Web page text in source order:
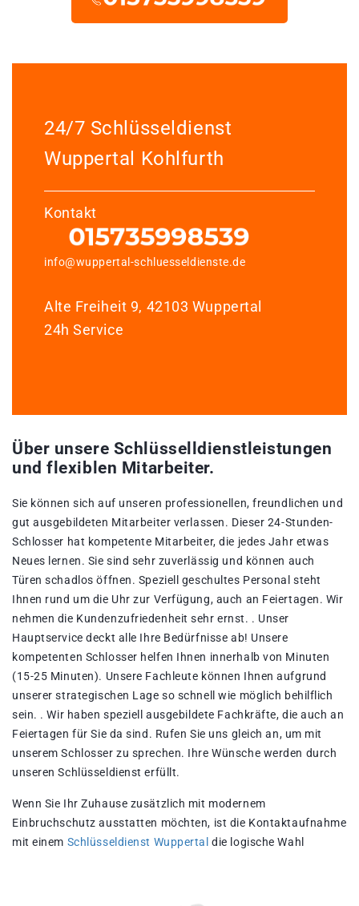
24/7 Schlüsseldienst
Wuppertal Kohlfurth
Kontakt
info@wuppertal-schluesseldienste.de
Alte Freiheit 9, 42103 Wuppertal
24h Service
Über unsere Schlüsselldienstleistungen
und flexiblen Mitarbeiter.
Sie können sich auf unseren professionellen, freundlichen und
gut ausgebildeten Mitarbeiter verlassen. Dieser 24-Stunden-
Schlosser hat kompetente Mitarbeiter, die jedes Jahr etwas
Neues lernen. Sie sind sehr zuverlässig und können auch
Türen schadlos öffnen. Speziell geschultes Personal steht
Ihnen rund um die Uhr zur Verfügung, auch an Feiertagen. Wir
nehmen die Kundenzufriedenheit sehr ernst. . Unser
Hauptservice deckt alle Ihre Bedürfnisse ab! Unsere
kompetenten Schlosser helfen Ihnen innerhalb von Minuten
(15-25 Minuten). Unsere Fachleute können Ihnen aufgrund
unserer strategischen Lage so schnell wie möglich behilflich
sein. . Wir haben speziell ausgebildete Fachkräfte, die auch an
Feiertagen für Sie da sind. Rufen Sie uns gleich an, um mit
unserem Schlosser zu sprechen. Ihre Wünsche werden durch
unseren Schlüsseldienst erfüllt.
Wenn Sie Ihr Zuhause zusätzlich mit modernem
Einbruchschutz ausstatten möchten, ist die Kontaktaufnahme
mit einem Schlüsseldienst Wuppertal die logische Wahl